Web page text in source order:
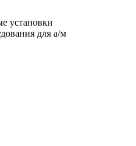
установки
для а/м